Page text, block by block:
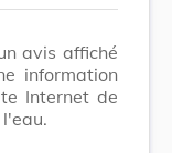
avis affiché
information
Internet de